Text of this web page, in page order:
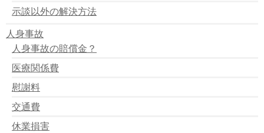
示談以外の解決方法
人身事故
人身事故の賠償金？
医療関係費
慰謝料
交通費
休業損害